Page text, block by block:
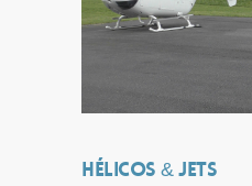
Hélicos & jets